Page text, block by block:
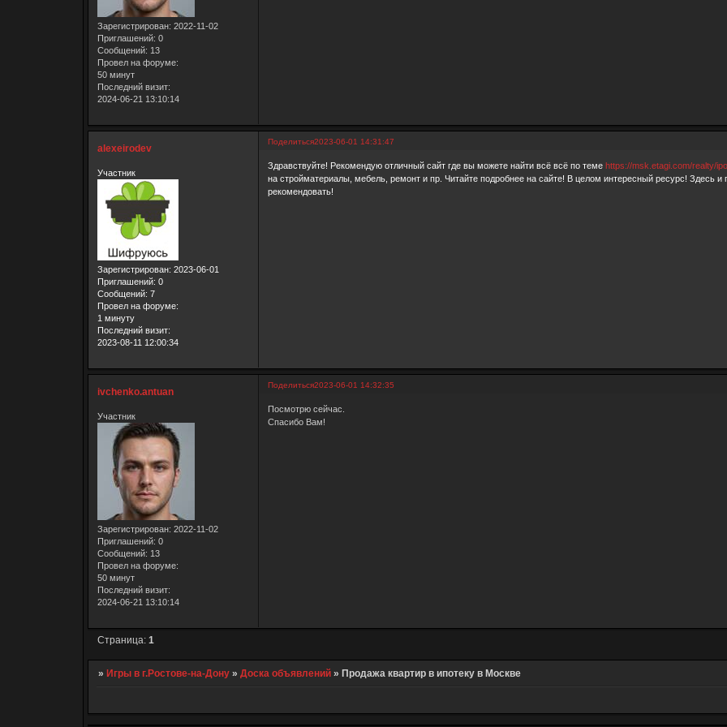
Зарегистрирован: 2022-11-02
Приглашений: 0
Сообщений: 13
Провел на форуме:
50 минут
Последний визит:
2024-06-21 13:10:14
Поделиться2023-06-01 14:31:47
alexeirodev
Участник
Зарегистрирован: 2023-06-01
Приглашений: 0
Сообщений: 7
Провел на форуме:
1 минуту
Последний визит:
2023-08-11 12:00:34
Здравствуйте! Рекомендую отличный сайт где вы можете найти всё всё по теме https://msk.etagi.com/realty/
на стройматериалы, мебель, ремонт и пр. Читайте подробнее на сайте! В целом интересный ресурс! Здесь
рекомендовать!
Поделиться2023-06-01 14:32:35
ivchenko.antuan
Участник
Зарегистрирован: 2022-11-02
Приглашений: 0
Сообщений: 13
Провел на форуме:
50 минут
Последний визит:
2024-06-21 13:10:14
Посмотрю сейчас.
Спасибо Вам!
Страница: 1
» Игры в г.Ростове-на-Дону » Доска объявлений » Продажа квартир в ипотеку в Москве